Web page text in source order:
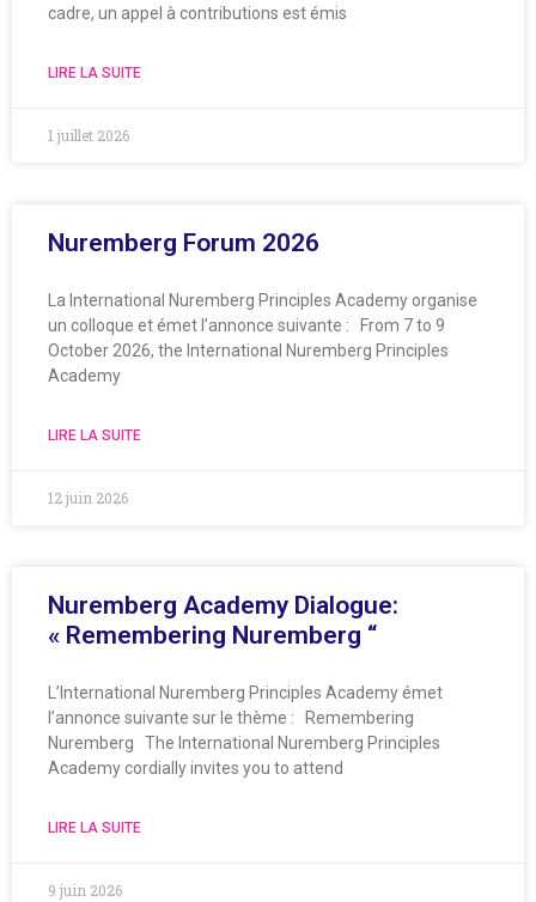
cadre, un appel à contributions est émis
LIRE LA SUITE
1 juillet 2026
Nuremberg Forum 2026
La International Nuremberg Principles Academy organise
un colloque et émet l’annonce suivante : From 7 to 9
October 2026, the International Nuremberg Principles
Academy
LIRE LA SUITE
12 juin 2026
Nuremberg Academy Dialogue:
« Remembering Nuremberg “
L’International Nuremberg Principles Academy émet
l’annonce suivante sur le thème : Remembering
Nuremberg The International Nuremberg Principles
Academy cordially invites you to attend
LIRE LA SUITE
9 juin 2026